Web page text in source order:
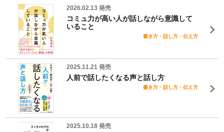
2026.02.13 発売
コミュ力が高い人が話しながら意識して
いること
書き方・話し方・伝え方
2025.11.21 発売
人前で話したくなる声と話し方
書き方・話し方・伝え方
2025.10.18 発売